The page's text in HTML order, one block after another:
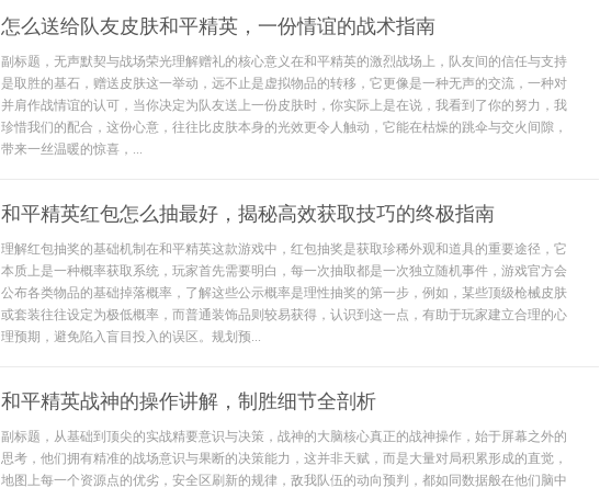
怎么送给队友皮肤和平精英，一份情谊的战术指南
副标题，无声默契与战场荣光理解赠礼的核心意义在和平精英的激烈战场上，队友间的信任与支持
是取胜的基石，赠送皮肤这一举动，远不止是虚拟物品的转移，它更像是一种无声的交流，一种对
并肩作战情谊的认可，当你决定为队友送上一份皮肤时，你实际上是在说，我看到了你的努力，我
珍惜我们的配合，这份心意，往往比皮肤本身的光效更令人触动，它能在枯燥的跳伞与交火间隙，
带来一丝温暖的惊喜，...
和平精英红包怎么抽最好，揭秘高效获取技巧的终极指南
理解红包抽奖的基础机制在和平精英这款游戏中，红包抽奖是获取珍稀外观和道具的重要途径，它
本质上是一种概率获取系统，玩家首先需要明白，每一次抽取都是一次独立随机事件，游戏官方会
公布各类物品的基础掉落概率，了解这些公示概率是理性抽奖的第一步，例如，某些顶级枪械皮肤
或套装往往设定为极低概率，而普通装饰品则较易获得，认识到这一点，有助于玩家建立合理的心
理预期，避免陷入盲目投入的误区。规划预...
和平精英战神的操作讲解，制胜细节全剖析
副标题，从基础到顶尖的实战精要意识与决策，战神的大脑核心真正的战神操作，始于屏幕之外的
思考，他们拥有精准的战场意识与果断的决策能力，这并非天赋，而是大量对局积累形成的直觉，
地图上每一个资源点的优劣，安全区刷新的规律，敌我队伍的动向预判，都如同数据般在他们脑中